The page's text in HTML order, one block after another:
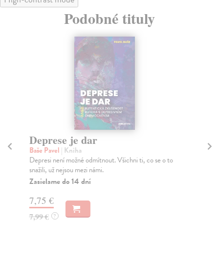
Podobné tituly
Deprese je dar
Baše Pavel | Kniha
Depresi není možné odmítnout. Všichni ti, co se o to
snažili, už nejsou mezi námi.
Zasielame do 14 dní
7,75 €
7,99 € ?